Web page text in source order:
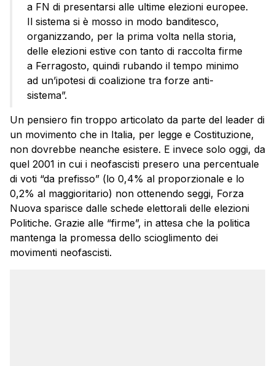
a FN di presentarsi alle ultime elezioni europee.
Il sistema si è mosso in modo banditesco,
organizzando, per la prima volta nella storia,
delle elezioni estive con tanto di raccolta firme
a Ferragosto, quindi rubando il tempo minimo
ad un’ipotesi di coalizione tra forze anti-
sistema”.
Un pensiero fin troppo articolato da parte del leader di
un movimento che in Italia, per legge e Costituzione,
non dovrebbe neanche esistere. E invece solo oggi, da
quel 2001 in cui i neofascisti presero una percentuale
di voti “da prefisso” (lo 0,4% al proporzionale e lo
0,2% al maggioritario) non ottenendo seggi, Forza
Nuova sparisce dalle schede elettorali delle elezioni
Politiche. Grazie alle “firme”, in attesa che la politica
mantenga la promessa dello scioglimento dei
movimenti neofascisti.